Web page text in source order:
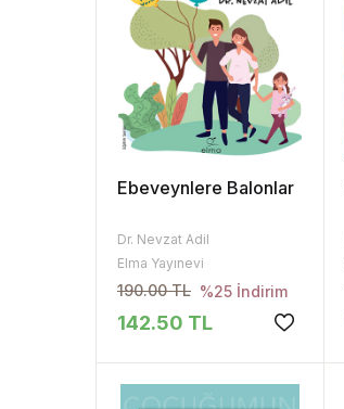
Ebeveynlere Balonlar
Dr. Nevzat Adil
Elma Yayınevi
190.00 TL %25 İndirim
142.50 TL